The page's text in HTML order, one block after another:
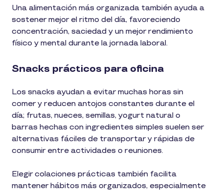
Una alimentación más organizada también ayuda a
sostener mejor el ritmo del día, favoreciendo
concentración, saciedad y un mejor rendimiento
físico y mental durante la jornada laboral.
Snacks prácticos para oficina
Los snacks ayudan a evitar muchas horas sin
comer y reducen antojos constantes durante el
día; frutas, nueces, semillas, yogurt natural o
barras hechas con ingredientes simples suelen ser
alternativas fáciles de transportar y rápidas de
consumir entre actividades o reuniones.
Elegir colaciones prácticas también facilita
mantener hábitos más organizados, especialmente